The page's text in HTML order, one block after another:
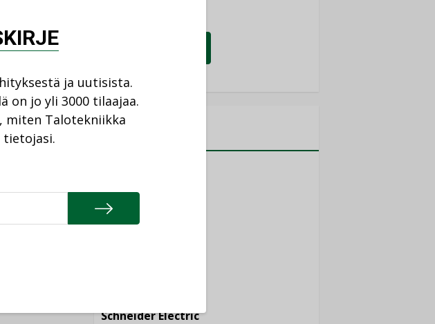
NIMITYKSET
Schneider Electric
ja uutisista.
on jo yli 3000 tilaajaa.
, miten Talotekniikka
tietojasi.